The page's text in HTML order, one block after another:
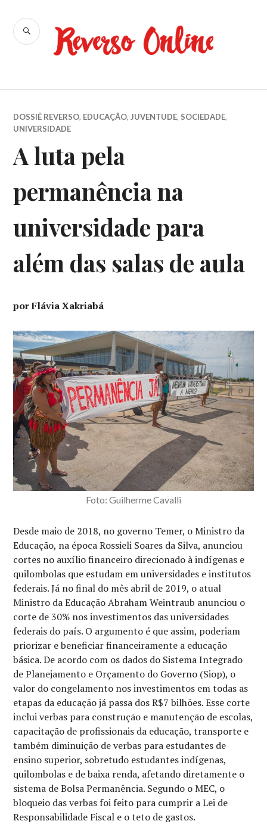
para
conteúdo
Reverso
BUSCA
DOSSIÊ REVERSO, EDUCAÇÃO, JUVENTUDE, SOCIEDADE,
UNIVERSIDADE
A luta pela
permanência na
universidade para
além das salas de aula
por Flávia Xakriabá
Foto: Guilherme Cavalli
Desde maio de 2018, no governo Temer, o Ministro da
Educação, na época Rossieli Soares da Silva, anunciou
cortes no auxílio financeiro direcionado à indígenas e
quilombolas que estudam em universidades e institutos
federais. Já no final do mês abril de 2019, o atual
Ministro da Educação Abraham Weintraub anunciou o
corte de 30% nos investimentos das universidades
federais do país. O argumento é que assim, poderiam
priorizar e beneficiar financeiramente a educação
básica. De acordo com os dados do Sistema Integrado
de Planejamento e Orçamento do Governo (Siop), o
valor do congelamento nos investimentos em todas as
etapas da educação já passa dos R$7 bilhões. Esse corte
inclui verbas para construção e manutenção de escolas,
capacitação de profissionais da educação, transporte e
também diminuição de verbas para estudantes de
ensino superior, sobretudo estudantes indígenas,
quilombolas e de baixa renda, afetando diretamente o
sistema de Bolsa Permanência. Segundo o MEC, o
bloqueio das verbas foi feito para cumprir a Lei de
Responsabilidade Fiscal e o teto de gastos.